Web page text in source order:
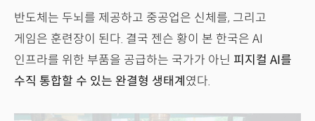
반도체는 두뇌를 제공하고 중공업은 신체를, 그리고
게임은 훈련장이 된다. 결국 젠슨 황이 본 한국은 AI
인프라를 위한 부품을 공급하는 국가가 아닌 피지컬 AI를
수직 통합할 수 있는 완결형 생태계 였다.